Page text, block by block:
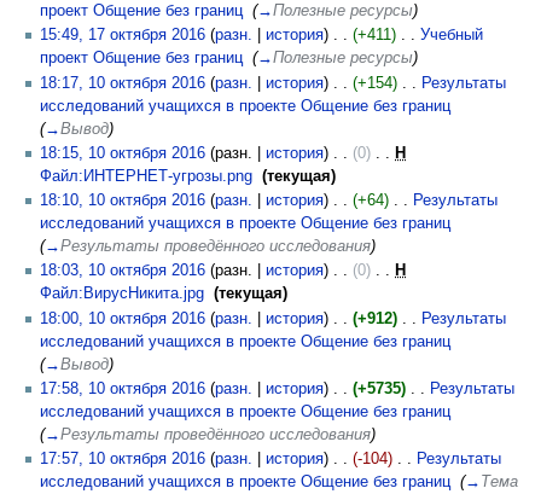
проект Общение без границ‎ (→Полезные ресурсы)
15:49, 17 октября 2016 (разн. история) (+411)
Учебный
проект Общение без границ‎ (→Полезные ресурсы)
18:17, 10 октября 2016 (разн. история) (+154)
Результаты
исследований учащихся в проекте Общение без границ
(→Вывод)
18:15, 10 октября 2016 (разн. | история) (0)
Н
Файл:ИНТЕРНЕТ-угрозы.png (текущая)
18:10, 10 октября 2016 (разн. история) (+64)
Результаты
исследований учащихся в проекте Общение без границ‎
(→Результаты проведённого исследования)
18:03, 10 октября 2016 (разн. | история) (0)
Н
Файл:ВирусНикита.jpg (текущая)
18:00, 10 октября 2016 (разн. история) (+912)
Результаты
исследований учащихся в проекте Общение без границ
(→Вывод)
17:58, 10 октября 2016 (разн. история) (+5735)
Результаты
исследований учащихся в проекте Общение без границ‎
(→Результаты проведённого исследования)
17:57, 10 октября 2016 (разн. история) (-104)
Результаты
исследований учащихся в проекте Общение без границ‎ (→ Тема